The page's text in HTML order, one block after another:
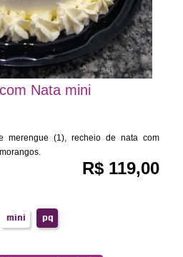
Nata mini
merengue (1), recheio de nata com
R$ 119,00
mini pq